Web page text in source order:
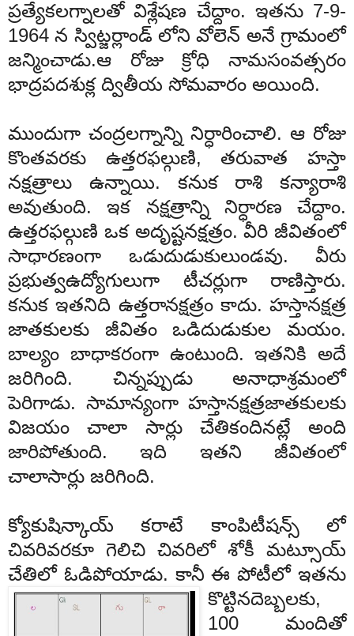
ప్రత్యేకలగ్నాలతోవిశ్లేషణ చేద్దాం. ఇతను 7-9-
1964 న స్విట్జర్లాండ్ లోని వోలెన్ అనే గ్రామంలో
జన్మించాడు.ఆ రోజు క్రోధి నామసంవత్సరం
భాద్రపదశుక్ల ద్వితీయ సోమవారం అయింది.
ముందుగా చంద్రలగ్నాన్ని నిర్ధారించాలి. ఆ రోజు
కొంతవరకు
ఉత్తరఫల్గుణి, తరువాత
హస్తా
నక్షత్రాలు
ఉన్నాయి. కనుక రాశి కన్యారాశి
అవుతుంది.ఇక నక్షత్రాన్ని నిర్ధారణ చేద్దాం.
ఉత్తరఫల్గుణి ఒక అదృష్టనక్షత్రం.వీరి జీవితంలో
సాధారణంగా
ఒడుదుడుకులుండవు. వీరు
ప్రభుత్వఉద్యోగులుగా టీచర్లుగా రాణిస్తారు.
కనుకఇతనిది ఉత్తరానక్షత్రం కాదు. హస్తానక్షత్ర
జాతకులకు జీవితం ఒడిదుడుకుల మయం.
బాల్యం బాధాకరంగా ఉంటుంది.ఇతనికి అదే
జరిగింది. చిన్నప్పుడు
అనాధాశ్రమంలో
పెరిగాడు. సామాన్యంగా హస్తానక్షత్రజాతకులకు
విజయం
చాలా సార్లు చేతికందినట్లే అంది
జారిపోతుంది.ఇది ఇతని
జీవితంలో
చాలాసార్లు జరిగింది.
క్యోకుషిన్కాయ్ కరాటే కాంపిటీషన్స్
లో
చివరివరకూ గెలిచి చివరిలో శోకీ మట్సూయ్
చేతిలో ఓడిపోయాడు. కానీ ఈపోటీలో ఇతను
కొట్టినదెబ్బలకు,
100 మందితో